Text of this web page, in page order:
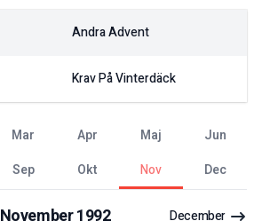
Andra Advent
Krav På Vinterdäck
mar apr maj
jun
sep okt nov dec
December